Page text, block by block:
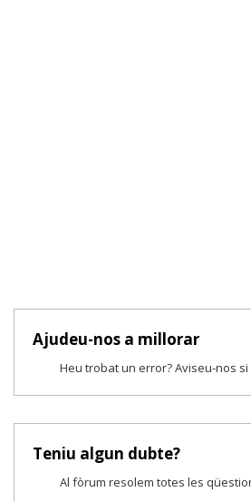
Ajudeu-nos a millorar
Heu trobat un error? Aviseu-nos
Teniu algun dubte?
Al fòrum resolem totes les